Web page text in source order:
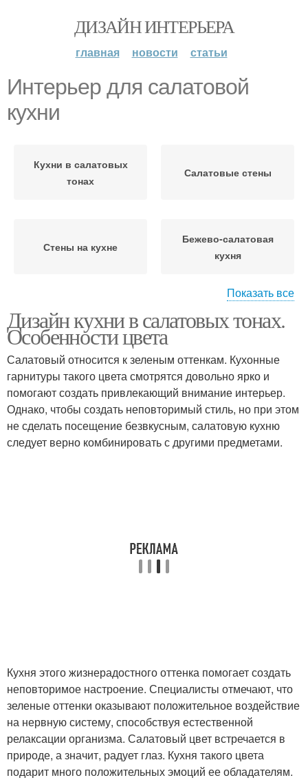
ДИЗАЙН ИНТЕРЬЕРА
главная новости статьи
Интерьер для салатовой
кухни
Кухни в салатовых
тонах
Салатовые стены
Стены на кухне
Бежево-салатовая
кухня
Зеленая кухня Оливковая кухня
Кухни в оливковых
тонах
Цветы в интерьере
Показать все
Дизайн кухни в салатовых тонах.
Особенности цвета
Салатовый относится к зеленым оттенкам. Кухонные
гарнитуры такого цвета смотрятся довольно ярко и
помогают создать привлекающий внимание интерьер.
Однако, чтобы создать неповторимый стиль, но при этом
не сделать посещение безвкусным, салатовую кухню
следует верно комбинировать с другими предметами.
Кухня этого жизнерадостного оттенка помогает создать
неповторимое настроение. Специалисты отмечают, что
зеленые оттенки оказывают положительное воздействие
на нервную систему, способствуя естественной
релаксации организма. Салатовый цвет встречается в
природе, а значит, радует глаз. Кухня такого цвета
подарит много положительных эмоций ее обладателям.